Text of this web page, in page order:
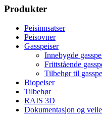
Produkter
Peisinnsatser
Peisovner
Gasspeiser
Innebygde
Frittstående
Tilbehør til
Biopeiser
Tilbehør
RAIS 3D
Dokumentasjon og